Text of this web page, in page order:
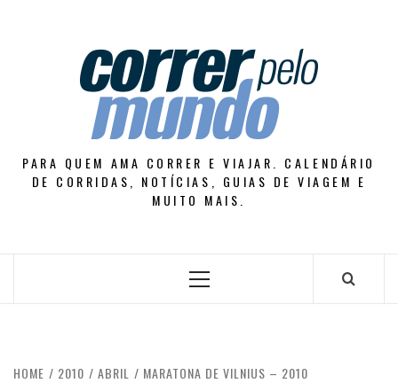
PARA QUEM AMA CORRER E VIAJAR. CALENDÁRIO
DE CORRIDAS, NOTÍCIAS, GUIAS DE VIAGEM E
MUITO MAIS.
Primary
HOME 2010 ABRIL MARATONA DE VILNIUS – 2010